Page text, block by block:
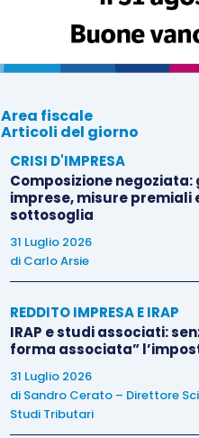
Area fiscale
Articoli del giorno
CRISI D'IMPRESA
Composizione negoziata:
imprese, misure premiali
sottosoglia
31 Luglio 2026
di Carlo Arsie
REDDITO IMPRESA E IRAP
IRAP e studi associati:
forma associata”
31 Luglio 2026
di Sandro Cerato – Direttore
Studi Tributari